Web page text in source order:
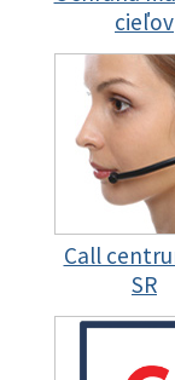
cieľov
Call
SR